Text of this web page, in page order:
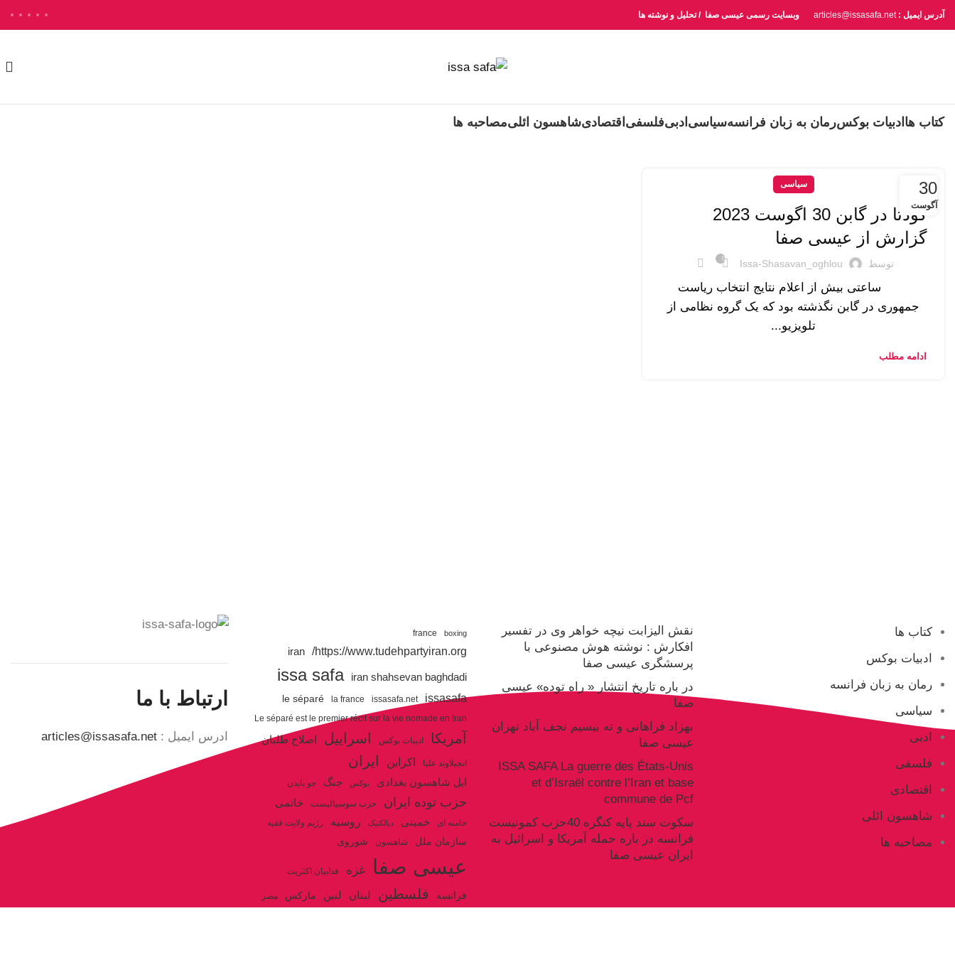
آدرس ایمیل : articles@issasafa.net وبسایت رسمی عیسی صفا / تحلیل و نوشته ها
کتاب ها ادبیات بوکسرمان به زبان فرانسهسیاسی ادبیفلسفی اقتصادیشاهسون ائلیمصاحبه ها
30
آگوست
سیاسی
کودتا در گابن 30 اگوست 2023
گزارش از عیسی صفا
توسط Issa-Shasavan_oghlou
0
ساعتی بیش از اعلام نتایج انتخاب ریاست
جمهوری در گابن نگذشته بود که یک گروه نظامی از
تلویزیو...
ادامه مطلب
کتاب ها
ادبیات بوکس
رمان به زبان فرانسه
سیاسی
ادبی
فلسفی
اقتصادی
شاهسون ائلی
مصاحبه ها
نقش الیزابت نیچه خواهر وی در تفسیر
افکارش : نوشته هوش مصنوعی با
پرسشگری عیسی صفا
در باره تاریخ انتشار « راه توده» عیسی
صفا
بهزاد فراهانی و ته بیسیم نجف آباد تهران
عیسی صفا
ISSA SAFA La guerre des États-Unis
et d’Israël contre l’Iran et base
commune de Pcf
سکوت سند پایه کنگره 40حزب کمونیست
فرانسه در باره حمله آمریکا و اسرائیل به
ایران عیسی صفا
boxing
france
https://www.tudehpartyiran.org/
iran
iran shahsevan baghdadi
issa safa
issasafa
issasafa.net
la france
le séparé
Le séparé est le premier récit sur la vie nomade en Iran
آمریکا ادبیات بوکس اسراییل اصلاح طلبان
انجیلاوند علیا اکراین ایران
ایل شاهسون بغدادی بوکس جنگ جو بایدن
حزب توده ایران حزب سوسیالیست خاتمی
خامنه ای خمینی دیالکتیک روسیه رژیم ولایت فقیه
سازمان ملل شاهسون شوروی
عیسی صفا غزه فداییان اکثریت
فرانسه فلسطین لبنان لنین مارکس
مصر
ارتباط با ما
ادرس ایمیل : articles@issasafa.net